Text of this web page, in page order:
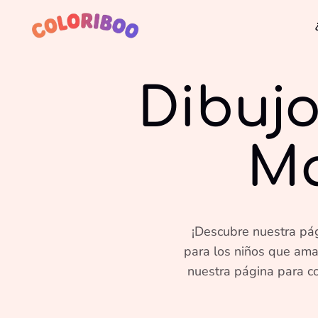
¡Descubre nuestra
para los niños que
nuestra página para